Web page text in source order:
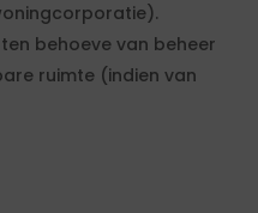
behoeve van beheer
ruimte (indien van